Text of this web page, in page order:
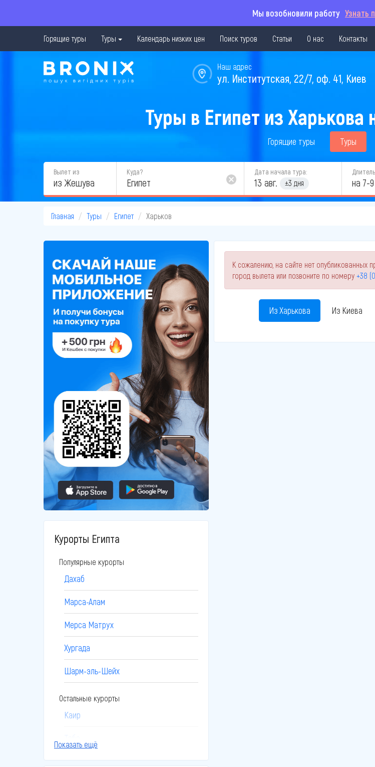
Мы возобновили работу Узнать
Горящие туры Туры Календарь низких цен Поиск туров Статьи О нас Контакты
Наш адрес
ул. Институтская, 22/7, оф. 41, Киев
Туры в Египет из Харькова
Горящие туры Туры
Вылет из
из Жешува
Куда? Дата начала тура:
13 авг. ±3 дня на 7-
Главная Туры Египет Харьков
Курорты Египта
Популярные курорты
Дахаб
Марса-Алам
Мерса Матрух
Хургада
Шарм-эль-Шейх
Остальные курорты
Каир
Эль-Гуна
Показать ещё
К сожалению, на сайте нет опубликованных
город вылета или позвоните по номеру +38
Из Харькова Из Киева